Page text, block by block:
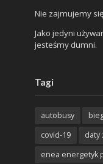
Nie zajmujemy
Jako jedyni
jesteśmy dumni.
Tagi
autobusy
covid-19
daty
enea energetyk